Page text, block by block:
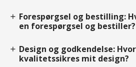
add Forespørgsel og bestilling:
en forespørgsel og bestiller?
add Design og godkendelse:
kvalitetssikres mit design?